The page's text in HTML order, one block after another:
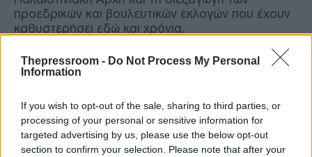
Thepressroom - Do Not Process My Personal
Information
If you wish to opt-out of the sale, sharing to third parties, or
processing of your personal or sensitive information for
targeted advertising by us, please use the below opt-out
section to confirm your selection. Please note that after your
προεδρικών και βουλευτικών εκλογών που έχουν
καθυστερήσει εδώ και χρόνια.
Η Παλαιστινιακή Αρχή δέχεται έντονες διεθνείς
πιέσεις, με τον Αμερικανό Πρόεδρο Ντόναλντ
απαράβατο όρο προκειμένου η Ραμάλα να
διαδραματίσει οποιονδήποτε ρόλο στη
μεταπολεμική Γάζα.